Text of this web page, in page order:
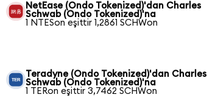
NetEase (Ondo Tokenized)'dan Charles
Schwab (Ondo Tokenized)'na
1 NTESon eşittir 1,2861 SCHWon
Teradyne (Ondo Tokenized)'dan Charles
Schwab (Ondo Tokenized)'na
1 TERon eşittir 3,7462 SCHWon